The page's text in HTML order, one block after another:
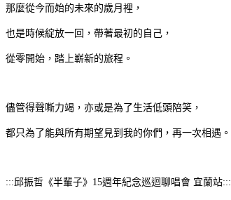
那麼從今而始的未來的歲月裡，
也是時候綻放一回，帶著最初的自己，
從零開始，踏上嶄新的旅程。
儘管得聲嘶力竭，亦或是為了生活低頭陪笑，
都只為了能與所有期望見到我的你們，再一次相遇。
:::邱振哲《半輩子》15週年紀念巡迴聊唱會 宜蘭站:::